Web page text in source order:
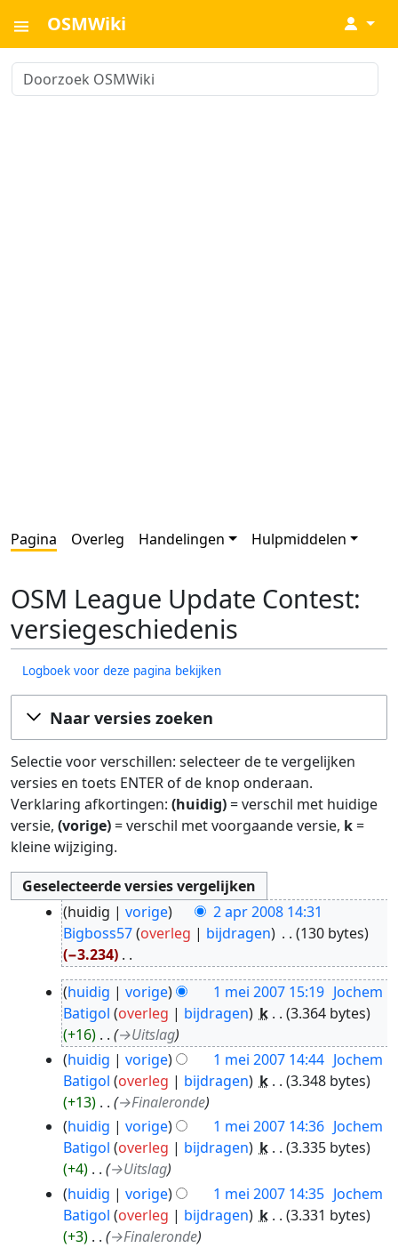
OSMWiki ↓
Pagina Overleg Handelingen Hulpmiddelen
OSM League Update Contest:
versiegeschiedenis
Logboek voor deze pagina bekijken
Naar versies zoeken
Selectie voor verschillen: selecteer de te vergelijken
versies en toets ENTER of de knop onderaan.
Verklaring afkortingen: (huidig)= verschil met huidige
versie, (vorige)= verschil met voorgaande versie, k=
kleine wijziging.
huidig vorige
2 apr 2008 14:31
Bigboss57 overleg bijdragen
130 bytes
−3.234 ‎
G
e
e
n
b
e
w
e
r
k
i
n
g
huidig vorige 1 mei 2007 15:19‎ Jochem
Batigol overleg bijdragen k
3.364 bytes
+16 ‎
→‎Uitslag
huidig
vorige 1 mei 2007 14:44‎ Jochem
Batigol overleg bijdragen k
3.348 bytes
+13 ‎
→‎Finaleronde
huidig
vorige 1 mei 2007 14:36‎ Jochem
Batigol overleg bijdragen ‎k
3.335 bytes
+4 ‎
→‎Uitslag
huidig
vorige 1 mei 2007 14:35‎ Jochem
Batigol overleg bijdragen k
3.331 bytes
+3 ‎ →‎Finaleronde